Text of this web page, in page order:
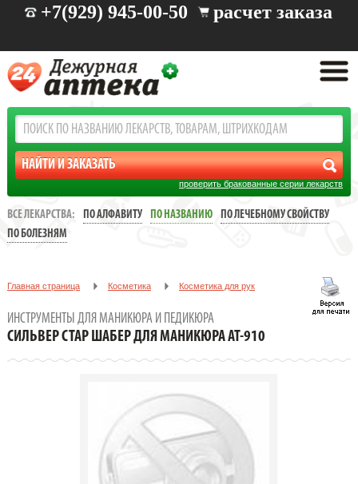
+7(929) 945-00-50 расчет заказа
проверить бракованные серии лекарств
ВСЕ ЛЕКАРСТВА: ПО АЛФАВИТУ ПО НАЗВАНИЮ
ПО ЛЕЧЕБНОМУ СВОЙСТВУ
ПО БОЛЕЗНЯМ
Главная страница Косметика Косметика для рук
СИЛЬВЕР СТАР ШАБЕР ДЛЯ МАНИКЮРА АТ-910
ИНСТРУМЕНТЫ ДЛЯ МАНИКЮРА И ПЕДИКЮРА
СИЛЬВЕР СТАР ШАБЕР ДЛЯ МАНИКЮРА АТ-910